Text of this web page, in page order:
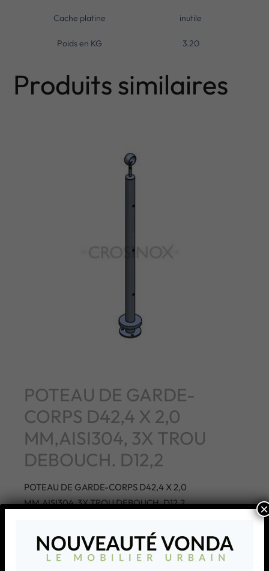
Cache platine inutile
Poids en KG 3.20
Produits similaires
POTEAU DE GARDE-
CORPS D42,4 X 2,0
MM,AISI304, 3X TROU
DEBOUCH. D12,2
POTEAU DE GARDE-CORPS D42,4 X 2,0
MM,AISI304, 3X TROU DEBOUCH. D12,2
AJOUTER À MA LISTE
×